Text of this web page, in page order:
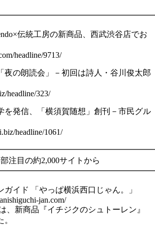
伝統工房の新商品、西武渋谷店でお
headline/9713/
の朗読会」－初回は詩人・谷川俊太郎
headline/323/
発信、「横須賀随想」創刊－市民グル
headline/1061/
注目の約2,000サイトから
イド 「やっぱ横浜西口じゃん。」
jan.com/
、新商品『イチジクのシュトーレン』